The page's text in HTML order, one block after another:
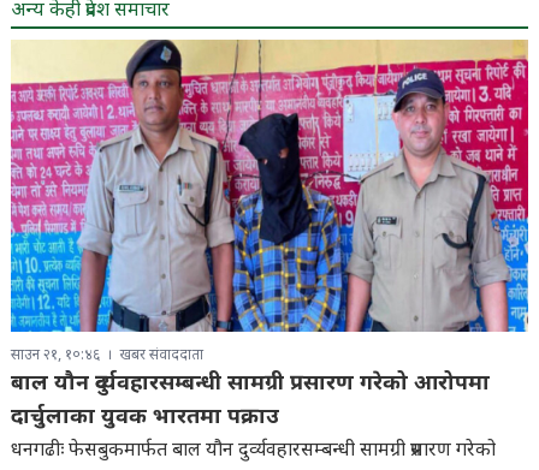
अन्य केही प्रदेश समाचार
साउन २१, १०:४६ खबर संवाददाता
बाल यौन दुर्व्यवहारसम्बन्धी सामग्री प्रसारण गरेको आरोपमा
दार्चुलाका युवक भारतमा पक्राउ
धनगढीः फेसबुकमार्फत बाल यौन दुर्व्यवहारसम्बन्धी सामग्री प्रसारण गरेको